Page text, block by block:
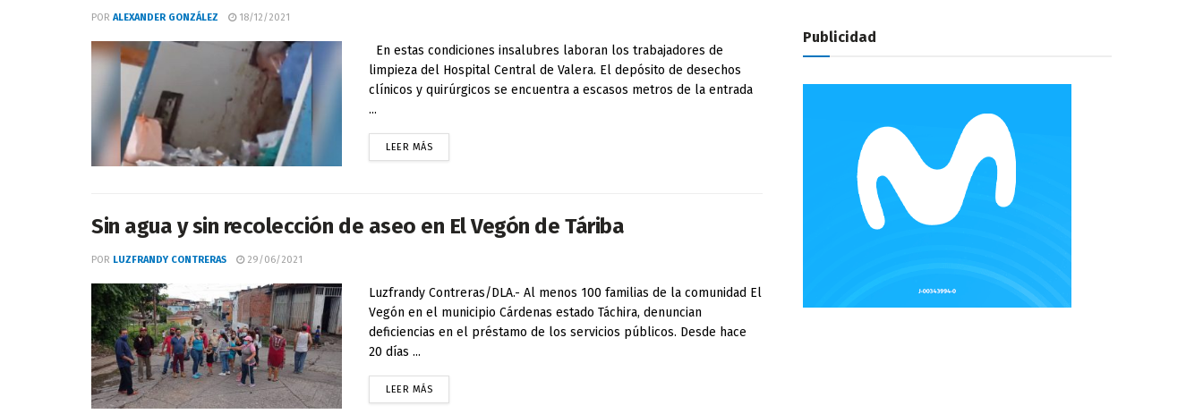
POR ALEXANDER GONZÁLEZ 18/12/2021
En estas condiciones insalubres laboran los trabajadores de
limpieza del Hospital Central de Valera. El depósito de desechos
clínicos y quirúrgicos se encuentra a escasos metros de la entrada
...
LEER MÁS
Sin agua y sin recolección de aseo en El Vegón de Táriba
POR LUZFRANDY CONTRERAS 29/06/2021
Luzfrandy Contreras/DLA.- Al menos 100 familias de la comunidad El
Vegón en el municipio Cárdenas estado Táchira, denuncian
deficiencias en el préstamo de los servicios públicos. Desde hace
20 días ...
LEER MÁS
Publicidad